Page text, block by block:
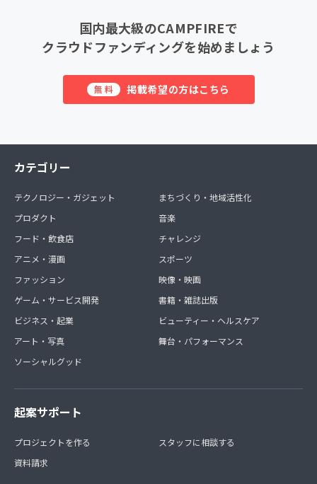
国内最大級のCAMPFIREで
クラウドファンディングを始めましょう
無料 掲載希望の方はこちら
カテゴリー
テクノロジー・ガジェット
プロダクト
フード・飲食店
アニメ・漫画
ファッション
ゲーム・サービス開発
ビジネス・起業
アート・写真
ソーシャルグッド
まちづくり・地域活性化
音楽
チャレンジ
スポーツ
映像・映画
書籍・雑誌出版
ビューティー・ヘルスケア
舞台・パフォーマンス
起案サポート
プロジェクトを作る
資料請求
スタッフに相談する